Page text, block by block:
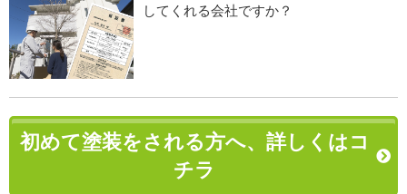
してくれる会社ですか？
初めて塗装をされる方へ、詳しくはコ
チラ